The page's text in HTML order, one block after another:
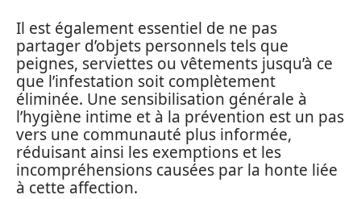
Il est également essentiel de ne pas
partager d’objets personnels tels que
peignes, serviettes ou vêtements jusqu’à ce
que l’infestation soit complètement
éliminée. Une sensibilisation générale à
l’hygiène intime et à la prévention est un pas
vers une communauté plus informée,
réduisant ainsi les exemptions et les
incompréhensions causées par la honte liée
à cette affection.